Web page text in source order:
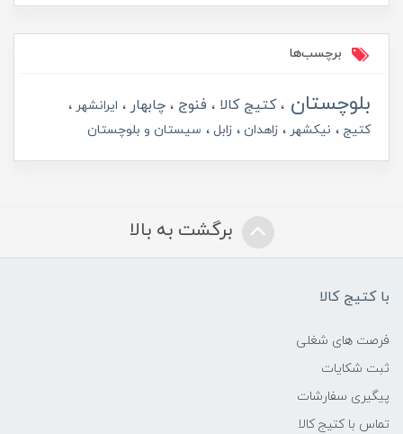
برچسب‌ها
بلوچستان کتیج کالا فنوج چابهار
ایرانشهر
کتیج
نیکشهر زاهدان زابل سیستان و بلوچستان
برگشت به بالا
با کتیج کالا
فرصت های شغلی
ثبت شکایات
پیگیری سفارشات
تماس با کتیج کالا